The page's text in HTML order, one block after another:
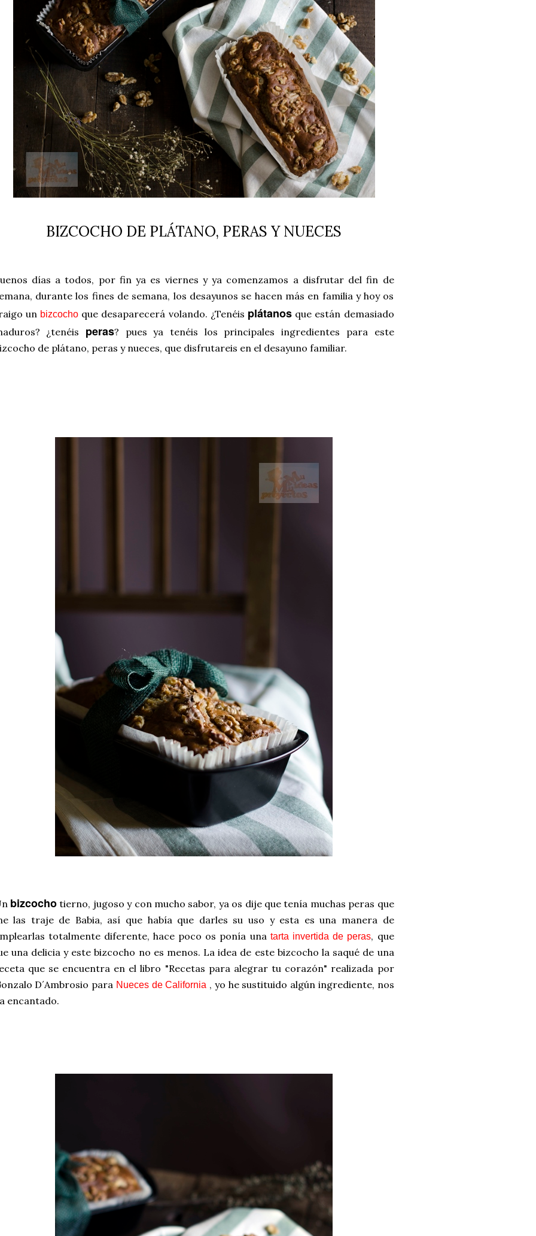
BIZCOCHO DE PLÁTANO, PERAS Y NUECES
días a todos, por fin ya es viernes y ya comenzamos a disfrutar del fin de
durante los fines de semana, los desayunos se hacen más en familia y hoy os
un bizcochoque desaparecerá volando. ¿Tenéis plátanosque están demasiado
¿tenéis peras? pues ya tenéis los principales ingredientes para este
de plátano, peras y nueces, que disfrutareis en el desayuno familiar.
bizcochotierno, jugoso y con mucho sabor, ya os dije que tenía muchas peras que
las traje de Babia, así que había que darles su uso y esta es una manera de
totalmente diferente, hace poco os ponía una tarta invertida de peras, que
una delicia y este bizcocho no es menos. La idea de este bizcocho la saqué de una
que se encuentra en el libro "Recetas para alegrar tu corazón" realizada por
D´Ambrosio para Nueces de California , yo he sustituido algún ingrediente, nos
encantado.